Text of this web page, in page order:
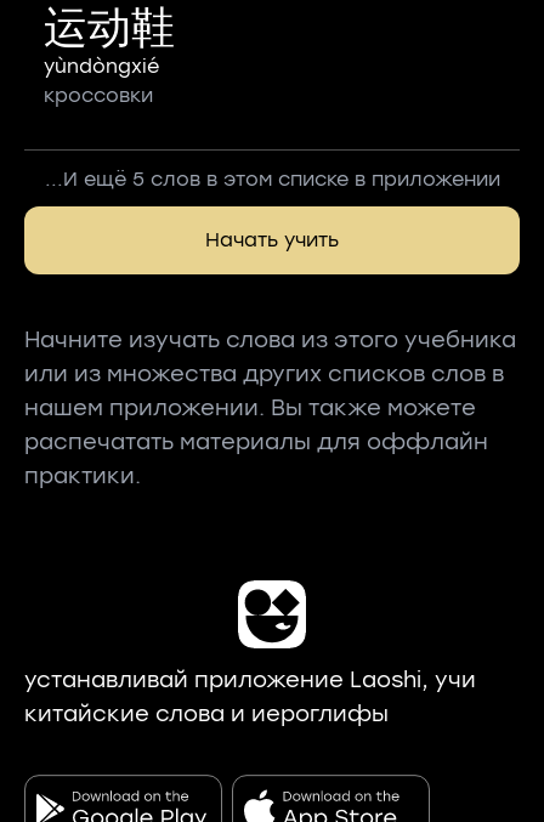
运动鞋
yùndòngxié
кроссовки
...И ещё 5 слов в этом списке в приложении
Начать учить
Начните изучать слова из этого учебника
или из множества других списков слов в
нашем приложении. Вы также можете
распечатать материалы для оффлайн
практики.
устанавливай приложение Laoshi, учи
китайские слова и иероглифы